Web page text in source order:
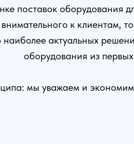
поставок
к клиентам,
актуальных
оборудования из
мы уважаем и